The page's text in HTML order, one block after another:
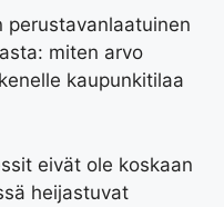
perustavanlaatuinen
miten arvo
kaupunkitilaa
eivät ole koskaan
heijastuvat